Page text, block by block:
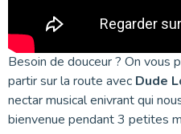
Besoin de douceur ? On vous
partir sur la route avec Dude
nectar musical enivrant qui
bienvenue pendant 3 petites